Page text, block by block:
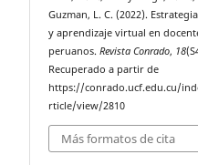
Guzman, L. C. (2022).
y aprendizaje virtual en
peruanos.Revista Conrado, 18
Recuperado a partir de
https://conrado.ucf.edu.cu/
rticle/view/2810
Más formatos de cita